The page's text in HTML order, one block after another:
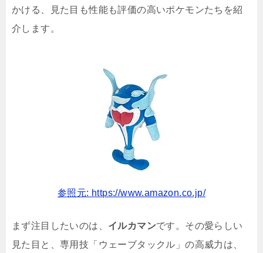
かける、見た目も性能も評価の高いポケモンたちを紹
介します。
参照元: https://www.amazon.co.jp/
まず注目したいのは、 イルカマンです。その愛らしい
見た目と、専用技「ウェーブタックル」の高威力は、